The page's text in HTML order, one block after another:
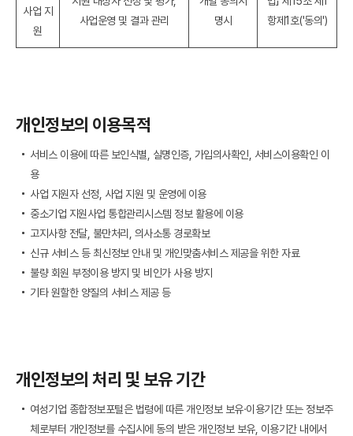
사업 지
원
사업운영 및 결과 관리
명시
항제1호('동의')
개인정보의 이용목적
서비스 이용에 따른 보인식별, 실명인증, 가입의사확인, 서비스이용확인 이
용
사업 지원자 선정, 사업 지원 및 운영에 이용
중소기업 지원사업 통합관리시스템 정보 활용에 이용
고지사항 전달, 불만처리, 의사소통 경로확보
신규 서비스 등 최신정보 안내 및 개인맞춤서비스 제공을 위한 자료
불량 회원 부정이용 방지 및 비인가 사용 방지
기타 원할한 양질의 서비스 제공 등
개인정보의 처리 및 보유 기간
여성기업 종합정보포털은 법령에 따른 개인정보 보유·이용기간 또는 정보주
체로부터 개인정보를 수집시에 동의 받은 개인정보 보유, 이용기간 내에서